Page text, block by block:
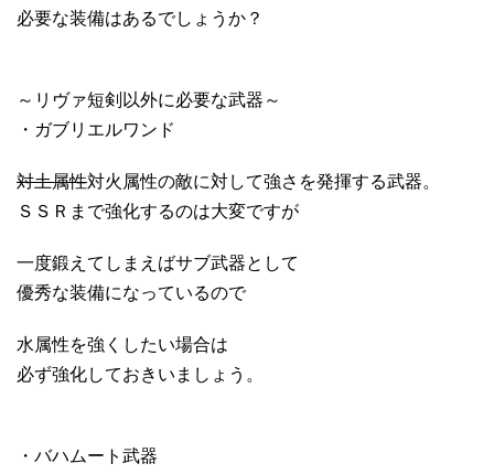
必要な装備はあるでしょうか？
～リヴァ短剣以外に必要な武器～
・ガブリエルワンド
対土属性対火属性の敵に対して強さを発揮する武器。
ＳＳＲまで強化するのは大変ですが
一度鍛えてしまえばサブ武器として
優秀な装備になっているので
水属性を強くしたい場合は
必ず強化しておきいましょう。
・バハムート武器